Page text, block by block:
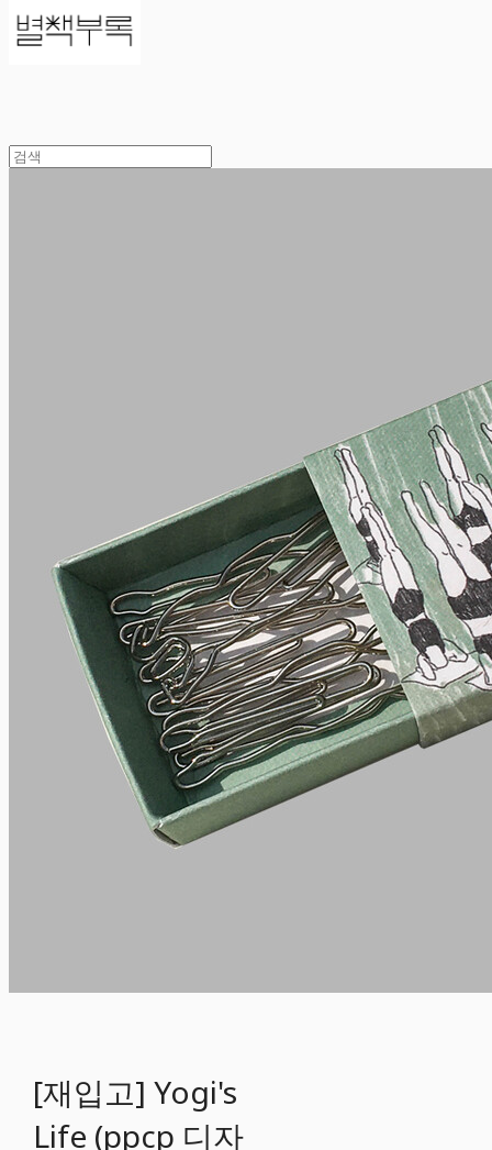
[재입고] Yogi's
Life (ppcp 디자